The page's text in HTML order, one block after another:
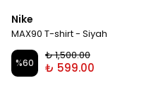
Nike
MAX90 T-shirt - Siyah
%60
₺ 1,500.00
₺ 599.00